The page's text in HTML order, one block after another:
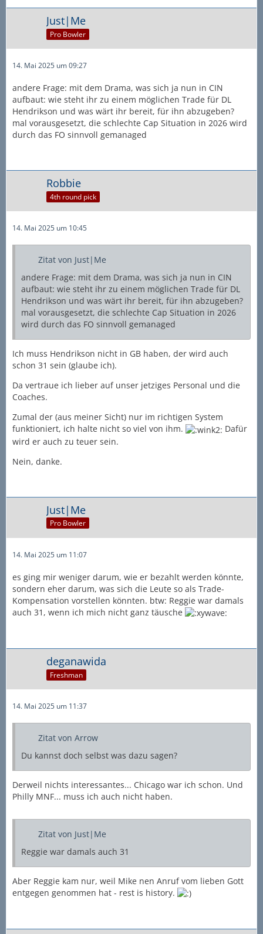
Just|Me
Pro Bowler
14. Mai 2025 um 09:27
andere Frage: mit dem Drama, was sich ja nun in CIN
aufbaut: wie steht ihr zu einem möglichen Trade für DL
Hendrikson und was wärt ihr bereit, für ihn abzugeben?
mal vorausgesetzt, die schlechte Cap Situation in 2026 wird
durch das FO sinnvoll gemanaged
Robbie
4th round pick
14. Mai 2025 um 10:45
Zitat von Just|Me
andere Frage: mit dem Drama, was sich ja nun in CIN
aufbaut: wie steht ihr zu einem möglichen Trade für DL
Hendrikson und was wärt ihr bereit, für ihn abzugeben?
mal vorausgesetzt, die schlechte Cap Situation in 2026
wird durch das FO sinnvoll gemanaged
Ich muss Hendrikson nicht in GB haben, der wird auch
schon 31 sein (glaube ich).
Da vertraue ich lieber auf unser jetziges Personal und die
Coaches.
Zumal der (aus meiner Sicht) nur im richtigen System
funktioniert, ich halte nicht so viel von ihm.
Dafür
wird er auch zu teuer sein.
Nein, danke.
Just|Me
Pro Bowler
14. Mai 2025 um 11:07
es ging mir weniger darum, wie er bezahlt werden könnte,
sondern eher darum, was sich die Leute so als Trade-
Kompensation vorstellen könnten. btw: Reggie war damals
auch 31, wenn ich mich nicht ganz täusche
deganawida
Freshman
14. Mai 2025 um 11:37
Zitat von Arrow
Du kannst doch selbst was dazu sagen?
Derweil nichts interessantes... Chicago war ich schon. Und
Philly MNF... muss ich auch nicht haben.
Zitat von Just|Me
Reggie war damals auch 31
Aber Reggie kam nur, weil Mike nen Anruf vom lieben Gott
entgegen genommen hat - rest is history.